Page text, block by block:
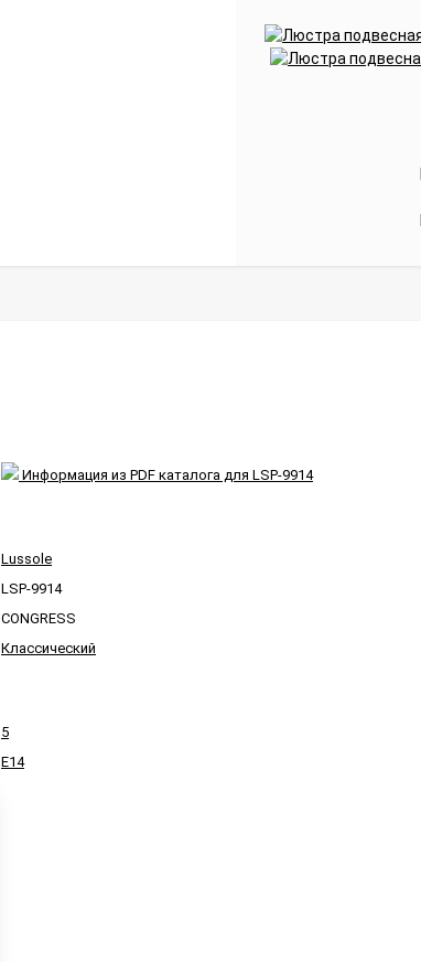
Информация из PDF каталога для LSP-9914
Lussole
LSP-9914
CONGRESS
Классический
5
E14